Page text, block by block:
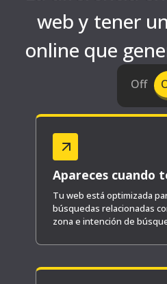
web y tener
online que
Off
Apareces cuando
Tu web está optimizada
búsquedas relacionadas
zona e intención de